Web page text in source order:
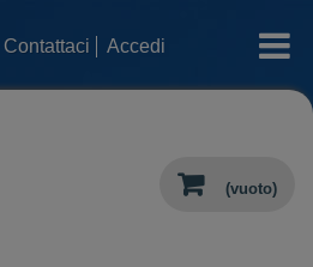
Contattaci Accedi categorie
(vuoto)